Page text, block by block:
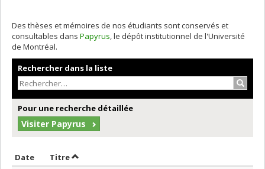
Des thèses et mémoires de nos étudiants sont conservés et
consultables dans Papyrus, le dépôt institutionnel de l'Université
de Montréal.
Rechercher dans la liste
Pour une recherche détaillée
Visiter Papyrus
Date Trier par date en ordre croissant
TitreTrier par titre en ordre croissant